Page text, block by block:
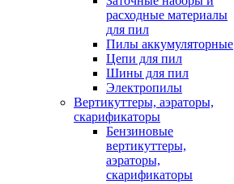
расходные материалы
для пил
Пилы аккумуляторные
Цепи для пил
Шины для пил
Электропилы
Вертикуттеры, аэраторы,
скарификаторы
Бензиновые
вертикуттеры,
аэраторы,
скарификаторы